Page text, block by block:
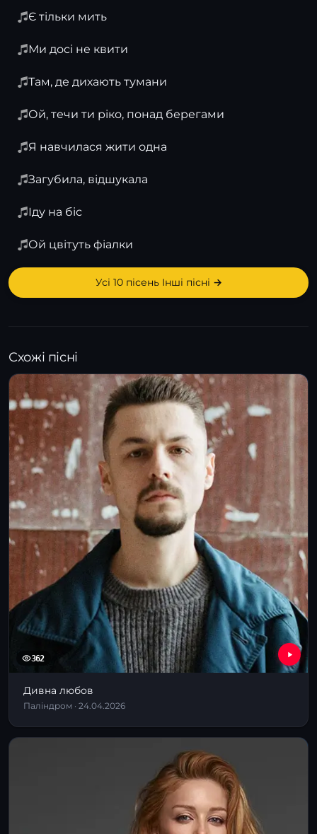
Є тільки мить
Ми досі не квити
Там, де дихають тумани
Ой, течи ти ріко, понад берегами
Я навчилася жити одна
Загубила, відшукала
Іду на біс
Ой цвітуть фіалки
Усі 10 пісень Інші пісні →
Схожі пісні
362
Дивна любов
Паліндром · 24.04.2026